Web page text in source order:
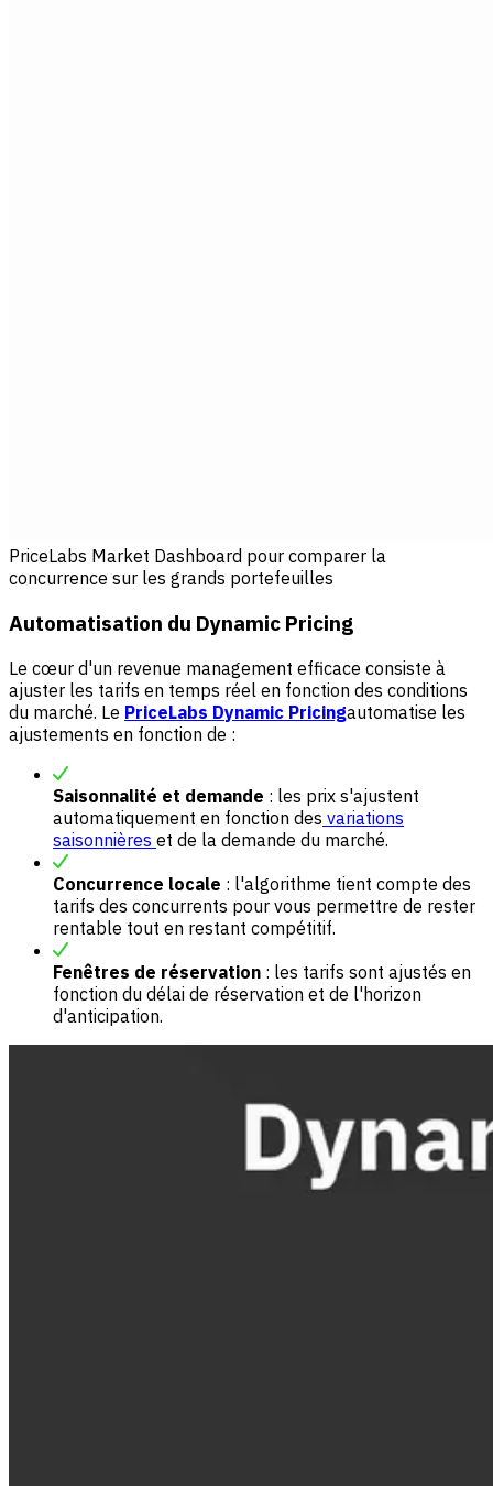
PriceLabs Market Dashboard pour comparer la
concurrence sur les grands portefeuilles
Automatisation du Dynamic Pricing
Le cœur d'un revenue management efficace consiste à
ajuster les tarifs en temps réel en fonction des conditions
du marché. Le PriceLabs Dynamic Pricingautomatise les
ajustements en fonction de :
Saisonnalité et demande : les prix s'ajustent
automatiquement en fonction des variations
saisonnières et de la demande du marché.
Concurrence locale : l'algorithme tient compte des
tarifs des concurrents pour vous permettre de rester
rentable tout en restant compétitif.
Fenêtres de réservation : les tarifs sont ajustés en
fonction du délai de réservation et de l'horizon
d'anticipation.